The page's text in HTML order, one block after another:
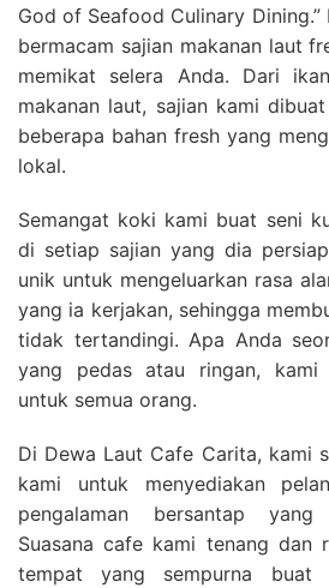
God of Seafood Culinary
bermacam sajian makanan laut
memikat selera Anda. Dari
makanan laut, sajian kami
beberapa bahan fresh yang
lokal.
Semangat koki kami buat seni
di setiap sajian yang dia
unik untuk mengeluarkan rasa
yang ia kerjakan, sehingga
tidak tertandingi. Apa Anda
yang pedas atau ringan, kami
untuk semua orang.
Di Dewa Laut Cafe Carita, kami
kami untuk menyediakan
pengalaman bersantap
Suasana cafe kami tenang dan
tempat yang sempurna buat